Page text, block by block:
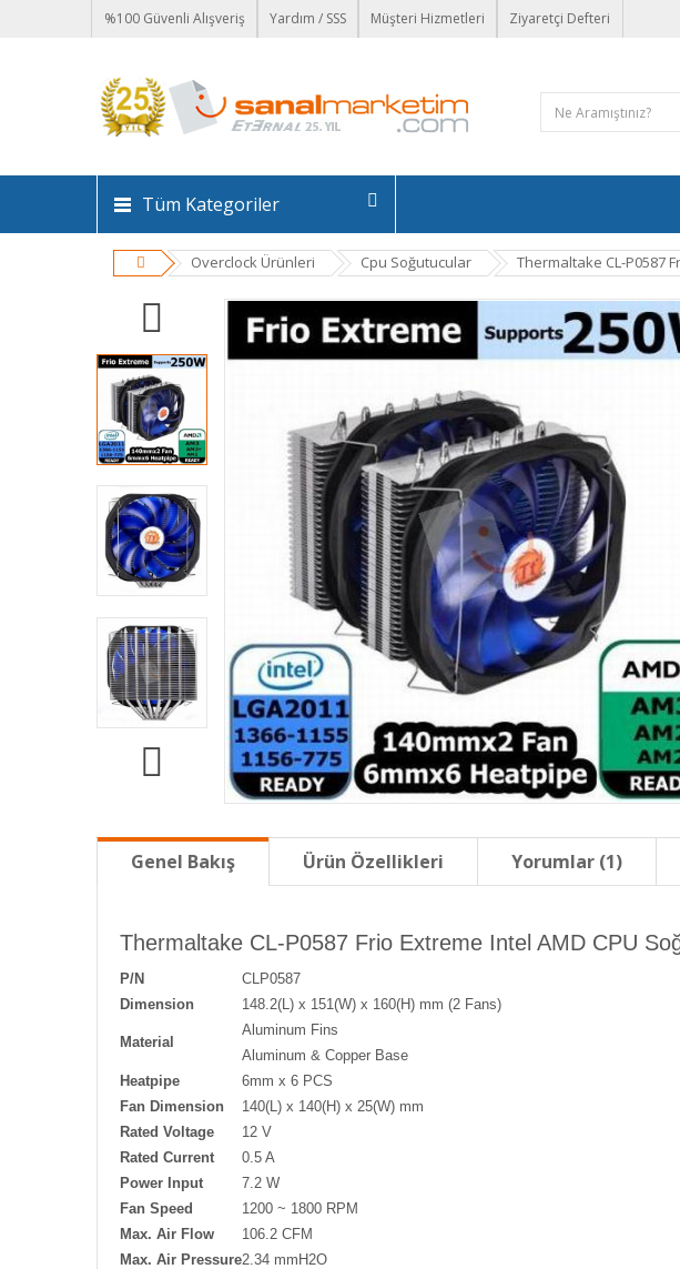
%100 Güvenli Alışveriş Yardım / SSS Müşteri Hizmetleri Ziyaretçi Defteri
Tüm Kategoriler
Overclock Ürünleri Cpu Soğutucular Thermaltake CL-P0587
Genel Bakış Ürün Özellikleri Yorumlar (1)
Thermaltake CL-P0587 Frio Extreme Intel AMD CPU
P/N
CLP0587
Dimension
148.2(L) x 151(W) x 160(H) mm (2 Fans)
Material
Aluminum Fins
Aluminum & Copper Base
Heatpipe
6mm x 6 PCS
Fan Dimension
140(L) x 140(H) x 25(W) mm
Rated Voltage
12 V
Rated Current
0.5 A
Power Input
7.2 W
Fan Speed
1200 ~ 1800 RPM
Max. Air Flow
106.2 CFM
Max. Air Pressure2.34 mmH2O